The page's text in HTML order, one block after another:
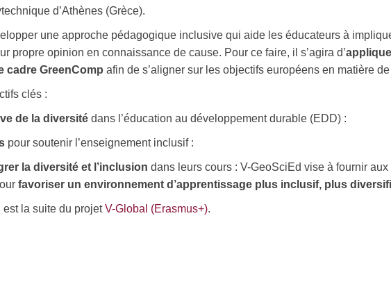
d’Athènes (Grèce).
une approche pédagogique inclusive qui aide les éducateurs à
propre opinion en connaissance de cause. Pour ce faire, il s’agira d’
cadre GreenComp afin de s’aligner sur les objectifs européens en matière
clés :
de la diversité dans l’éducation au développement durable (EDD) :
pour soutenir l’enseignement inclusif :
la diversité et l’inclusion dans leurs cours : V-GeoSciEd vise à fournir
favoriser un environnement d’apprentissage plus inclusif, plus
est la suite du projetV-Global (Erasmus+).